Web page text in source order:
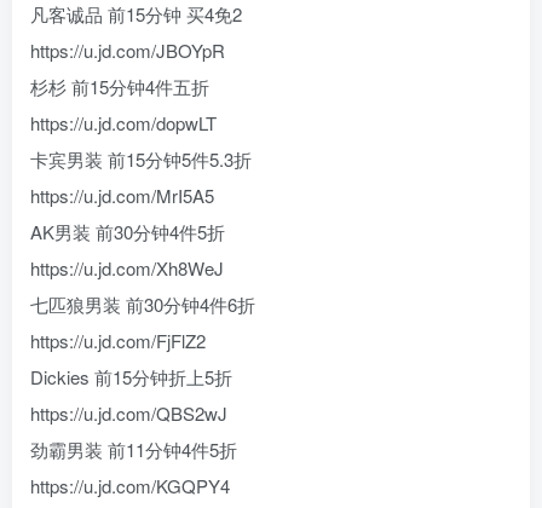
凡客诚品 前15分钟 买4免2
https://u.jd.com/JBOYpR
杉杉 前15分钟4件五折
https://u.jd.com/dopwLT
卡宾男装 前15分钟5件5.3折
https://u.jd.com/MrI5A5
AK男装 前30分钟4件5折
https://u.jd.com/Xh8WeJ
七匹狼男装 前30分钟4件6折
https://u.jd.com/FjFlZ2
Dickies 前15分钟折上5折
https://u.jd.com/QBS2wJ
劲霸男装 前11分钟4件5折
https://u.jd.com/KGQPY4